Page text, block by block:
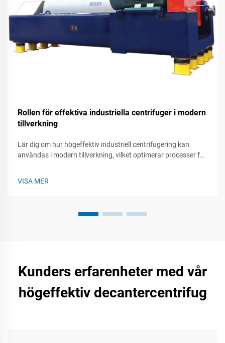
Rollen för effektiva industriella centrifuger i modern
tillverkning
Lär dig om hur högeffektiv industriell centrifugering kan
användas i modern tillverkning, vilket optimerar processer för
VISA MER
Kunders erfarenheter med vår
högeffektiv decantercentrifug